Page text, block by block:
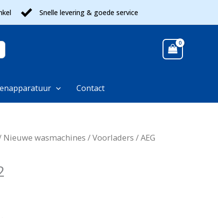
Snelle levering & goede service
Contact
Nieuwe wasmachines /Voorladers / AEG